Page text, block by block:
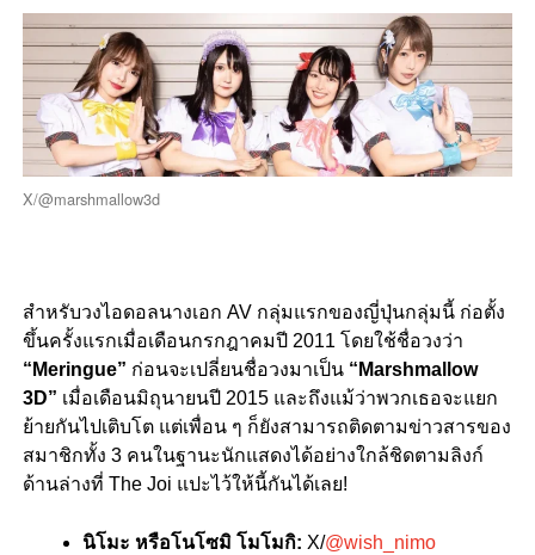
X/@marshmallow3d
สำหรับวงไอดอลนางเอก AV กลุ่มแรกของญี่ปุ่นกลุ่มนี้ ก่อตั้ง
ขึ้นครั้งแรกเมื่อเดือนกรกฎาคมปี 2011 โดยใช้ชื่อวงว่า
“Meringue” ก่อนจะเปลี่ยนชื่อวงมาเป็น“Marshmallow
3D” เมื่อเดือนมิถุนายนปี 2015 และถึงแม้ว่าพวกเธอจะแยก
ย้ายกันไปเติบโต แต่เพื่อน ๆ ก็ยังสามารถติดตามข่าวสารของ
สมาชิกทั้ง 3 คนในฐานะนักแสดงได้อย่างใกล้ชิดตามลิงก์
ด้านล่างที่ The Joi แปะไว้ให้นี้กันได้เลย!
นิโมะ หรือโนโซมิ โมโมกิ: X/@wish_nimo